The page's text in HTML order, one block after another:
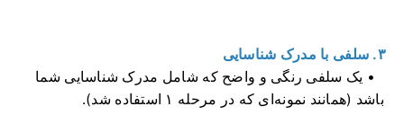
۳. سلفی با مدرک شناسایی
یک سلفی رنگی و واضح که شامل مدرک شناسایی شما
باشد (همانند نمونه‌ای که در مرحله ۱ استفاده شد).